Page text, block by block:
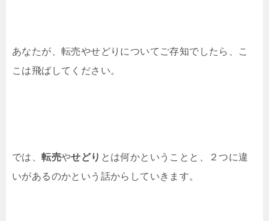
あなたが、転売やせどりについてご存知でしたら、こ
こは飛ばしてください。
では、転売やせどり とは何かということと、２つに違
いがあるのかという話からしていきます。